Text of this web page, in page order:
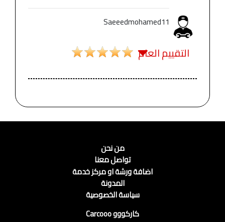
Saeeedmohamed11
التقييم العام
من نحن
تواصل معنا
اضافة ورشة او مركز خدمة
المدونة
سياسة الخصوصية
كاركووو Carcooo